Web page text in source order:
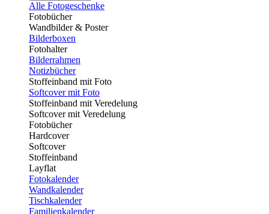
Alle Fotogeschenke
Fotobücher
Wandbilder & Poster
Bilderboxen
Fotohalter
Bilderrahmen
Notizbücher
Stoffeinband mit Foto
Softcover mit Foto
Stoffeinband mit Veredelung
Softcover mit Veredelung
Fotobücher
Hardcover
Softcover
Stoffeinband
Layflat
Fotokalender
Wandkalender
Tischkalender
Familienkalender